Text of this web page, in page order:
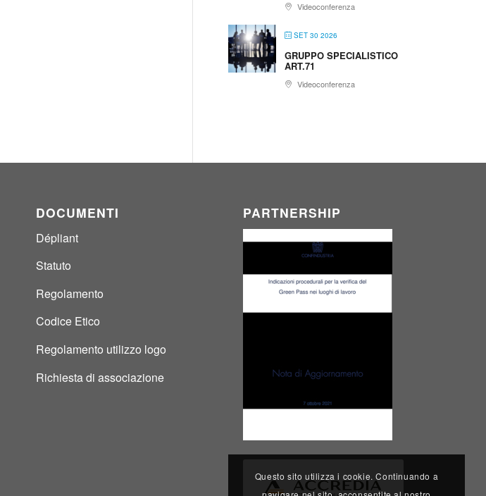
Videoconferenza
SET 30 2026
GRUPPO SPECIALISTICO
ART.71
Videoconferenza
DOCUMENTI
Dépliant
Statuto
Regolamento
Codice Etico
Regolamento utilizzo logo
Richiesta di associazione
PARTNERSHIP
Questo sito utilizza i cookie. Continuando a